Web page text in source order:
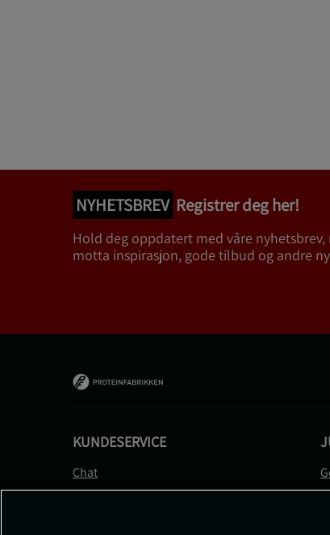
NYHETSBREV Registrer deg her!
Hold deg oppdatert med våre
motta inspirasjon, gode tilbud og andre
KUNDESERVICE
Chat
Kontakt